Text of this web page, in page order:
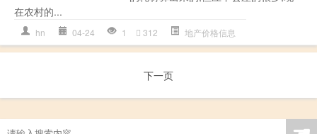
在农村的...
hn 04-24 1 312 地产价格信息
下一页